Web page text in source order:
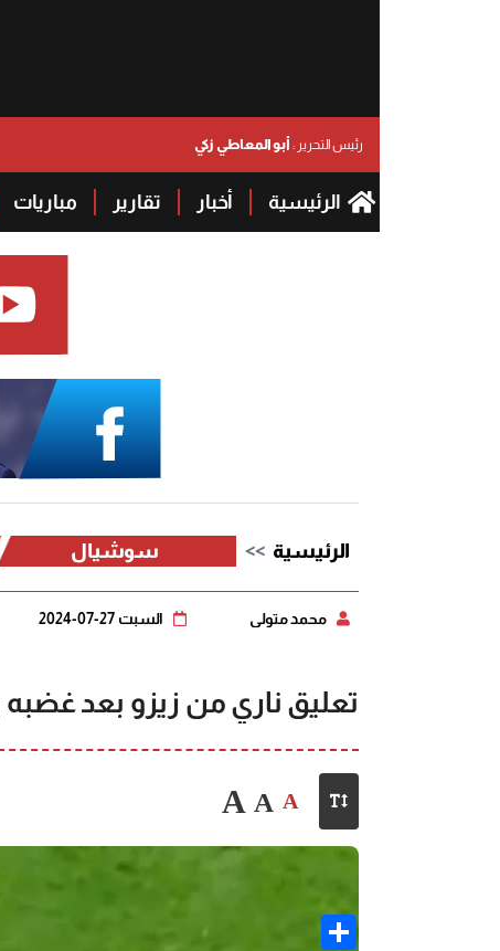
رئيس التحرير :أبو المعاطي زكي
الرئيسية أخبار تقارير مباريات
الرئيسية سوشيال
محمد متولي السبت 27-07-2024
تعليق ناري من زيزو بعد
A
A
A
Share